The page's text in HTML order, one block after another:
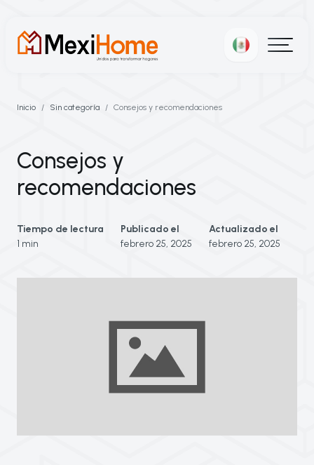
Inicio Sin categoría Consejos y recomendaciones
Consejos y
recomendaciones
Tiempo de lectura
1 min
Publicado el
febrero 25, 2025
Actualizado el
febrero 25, 2025